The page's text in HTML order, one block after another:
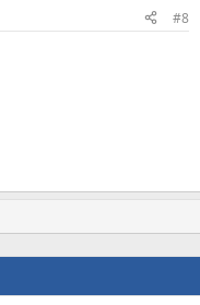
#8